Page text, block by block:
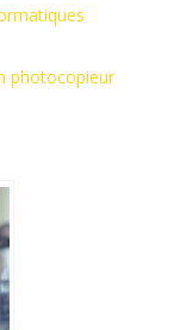
photocopieur